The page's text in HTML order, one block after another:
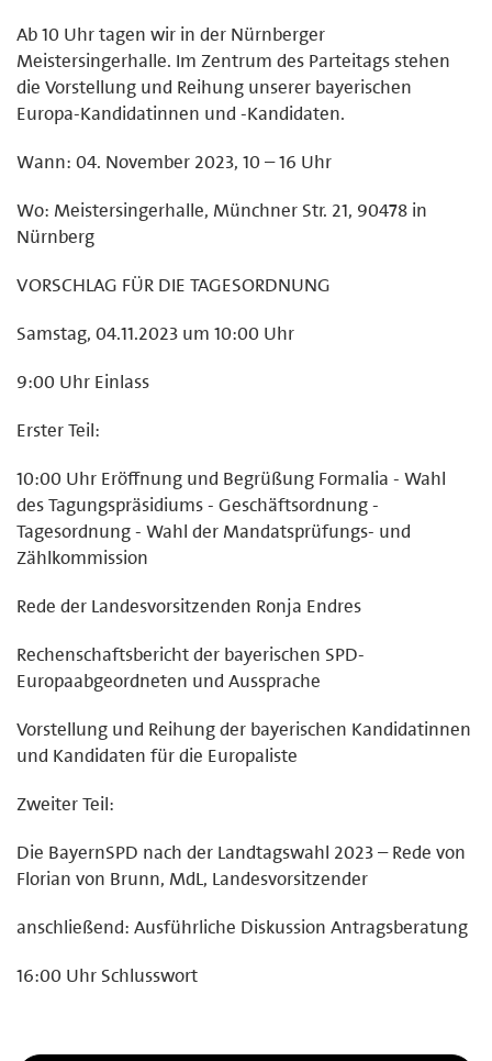
Ab 10 Uhr tagen wir in der Nürnberger
Meistersingerhalle. Im Zentrum des Parteitags stehen
die Vorstellung und Reihung unserer bayerischen
Europa-Kandidatinnen und -Kandidaten.
Wann: 04. November 2023, 10 – 16 Uhr
Wo: Meistersingerhalle, Münchner Str. 21, 90478 in
Nürnberg
VORSCHLAG FÜR DIE TAGESORDNUNG
Samstag, 04.11.2023 um 10:00 Uhr
9:00 Uhr Einlass
Erster Teil:
10:00 Uhr Eröffnung und Begrüßung Formalia - Wahl
des Tagungspräsidiums - Geschäftsordnung -
Tagesordnung - Wahl der Mandatsprüfungs- und
Zählkommission
Rede der Landesvorsitzenden Ronja Endres
Rechenschaftsbericht der bayerischen SPD-
Europaabgeordneten und Aussprache
Vorstellung und Reihung der bayerischen Kandidatinnen
und Kandidaten für die Europaliste
Zweiter Teil:
Die BayernSPD nach der Landtagswahl 2023 – Rede von
Florian von Brunn, MdL, Landesvorsitzender
anschließend: Ausführliche Diskussion Antragsberatung
16:00 Uhr Schlusswort